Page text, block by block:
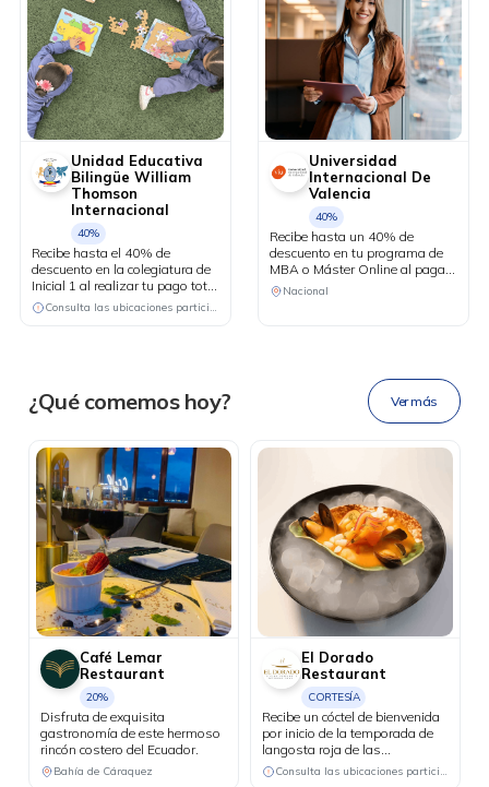
Unidad Educativa
Bilingüe William
Thomson
Internacional
40%
Recibe hasta el 40% de
descuento en la colegiatura de
Inicial 1 al realizar tu pago total
anual a 10 meses sin
intereses.
Consulta las ubicaciones participantes
Universidad
Internacional De
Valencia
40%
Recibe hasta un 40% de
descuento en tu programa de
MBA o Máster Online al pagar
con tus tarjetas Diners Club.
Nacional
Ahora tus blu benefits
en una
sola app.
DESCÁRGALA
¿Qué comemos hoy? Ver más
Café Lemar
Restaurant
20%
Disfruta de exquisita
gastronomía de este hermoso
rincón costero del Ecuador.
Bahía de Cáraquez
El Dorado
Restaurant
CORTESÍA
Recibe un cóctel de bienvenida
por inicio de la temporada de
langosta roja de las
Galápagos.
Consulta las ubicaciones participantes